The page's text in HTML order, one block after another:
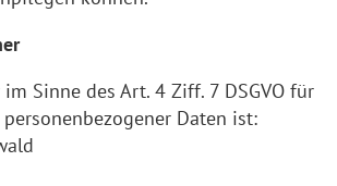
Sinne des Art. 4 Ziff. 7 DSGVO für
Daten ist: